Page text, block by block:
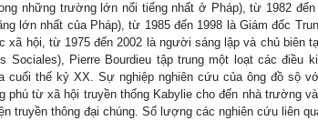
những trường lớn nổi tiếng nhất ở Pháp), từ 1982 đến
lớn nhất của Pháp), từ 1985 đến 1998 là Giám đốc
xã hội, từ 1975 đến 2002 là người sáng lập và chủ biên
Pierre Bourdieu tập trung một loạt các điều
thế kỷ XX. Sự nghiệp nghiên cứu của ông đồ sộ
từ xã hội truyền thống Kabylie cho đến nhà trường
truyền thông đại chúng. Số lượng các nghiên cứu liên